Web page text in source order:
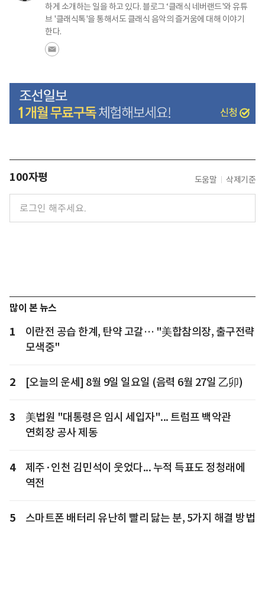
하게 소개하는 일을 하고 있다. 블로그 ‘클래식 네버랜드'와 유튜
브 '클래식톡'을 통해서도 클래식 음악의 즐거움에 대해 이야기
한다.
100자평 도움말 삭제기준
많이 본 뉴스
1
이란전 공습 한계, 탄약 고갈… "美합참의장, 출구전략
모색중"
2 [오늘의 운세] 8월 9일 일요일 (음력 6월 27일 乙卯)
3
美법원 "대통령은 임시 세입자"... 트럼프 백악관
연회장 공사 제동
4
제주·인천 김민석이 웃었다... 누적 득표도 정청래에
역전
5 스마트폰 배터리 유난히 빨리 닳는 분, 5가지 해결 방법